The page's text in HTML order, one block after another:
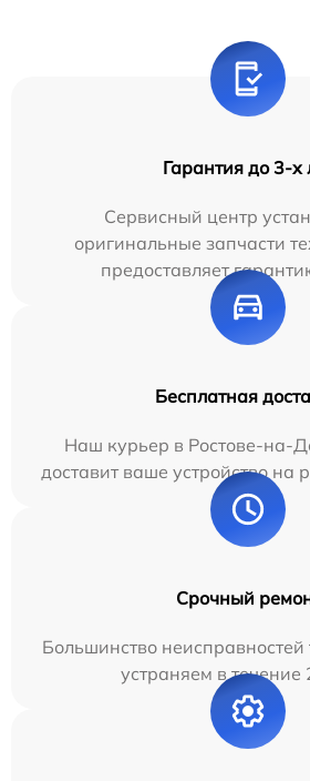
Гарантия до 3-х
Сервисный центр
оригинальные запчасти
предоставляет
Бесплатная
Наш курьер в Ростове-на-
доставит ваше устройство на
Срочный
Большинство
устраняем в течение